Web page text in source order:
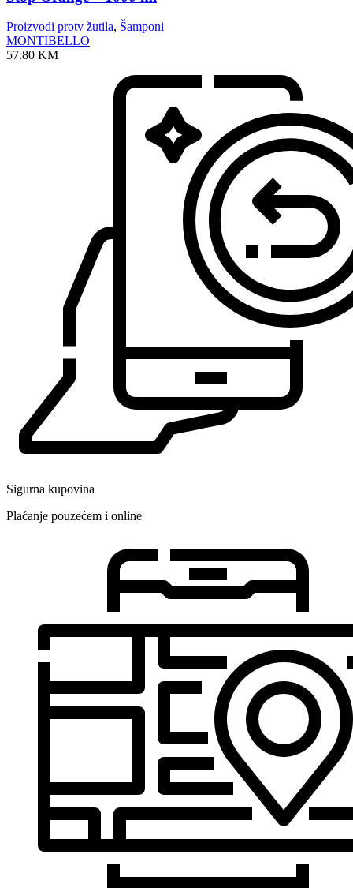
Proizvodi protv žutila, Šamponi
MONTIBELLO
57.80 KM
Sigurna kupovina
Plaćanje pouzećem i online